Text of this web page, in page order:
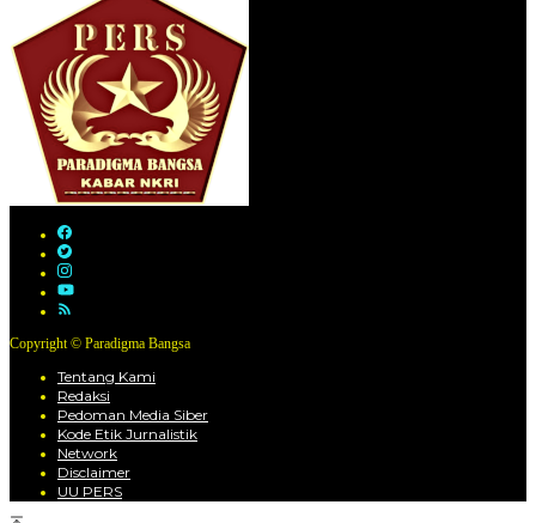
Copyright © Paradigma Bangsa
Tentang Kami
Redaksi
Pedoman Media Siber
Kode Etik Jurnalistik
Network
Disclaimer
UU PERS